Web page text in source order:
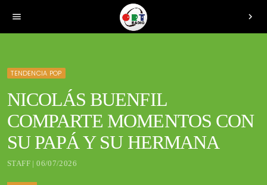
menu chevron_right
TENDENCIA POP
NICOLÁS BUENFIL
COMPARTE MOMENTOS CON
SU PAPÁ Y SU HERMANA
STAFF | 06/07/2026